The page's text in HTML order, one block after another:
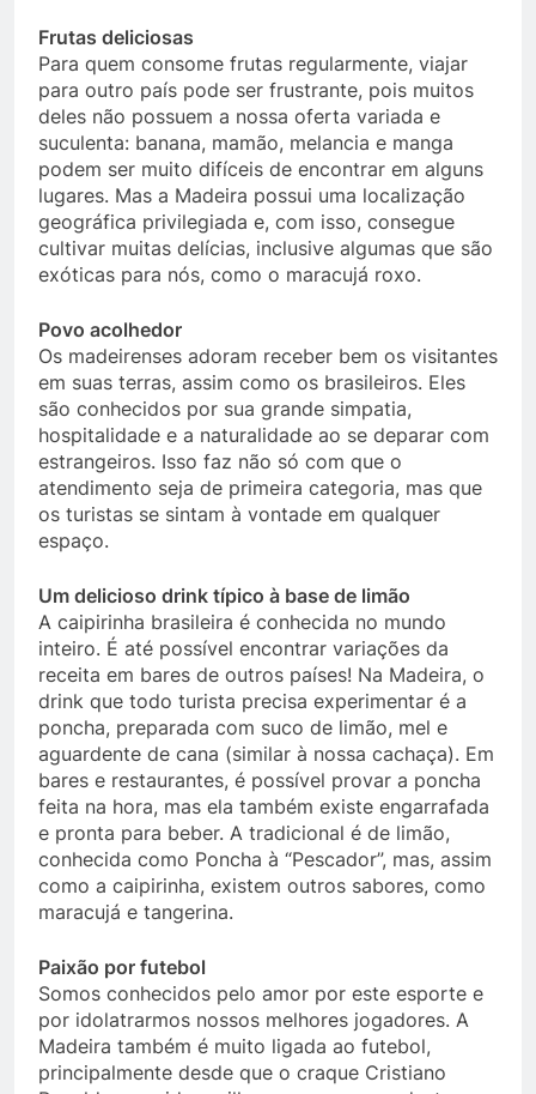
Frutas deliciosas
Para quem consome frutas regularmente, viajar
para outro país pode ser frustrante, pois muitos
deles não possuem a nossa oferta variada e
suculenta: banana, mamão, melancia e manga
podem ser muito difíceis de encontrar em alguns
lugares. Mas a Madeira possui uma localização
geográfica privilegiada e, com isso, consegue
cultivar muitas delícias, inclusive algumas que são
exóticas para nós, como o maracujá roxo.
Povo acolhedor
Os madeirenses adoram receber bem os visitantes
em suas terras, assim como os brasileiros. Eles
são conhecidos por sua grande simpatia,
hospitalidade e a naturalidade ao se deparar com
estrangeiros. Isso faz não só com que o
atendimento seja de primeira categoria, mas que
os turistas se sintam à vontade em qualquer
espaço.
Um delicioso drink típico à base de limão
A caipirinha brasileira é conhecida no mundo
inteiro. É até possível encontrar variações da
receita em bares de outros países! Na Madeira, o
drink que todo turista precisa experimentar é a
poncha, preparada com suco de limão, mel e
aguardente de cana (similar à nossa cachaça). Em
bares e restaurantes, é possível provar a poncha
feita na hora, mas ela também existe engarrafada
e pronta para beber. A tradicional é de limão,
conhecida como Poncha à “Pescador”, mas, assim
como a caipirinha, existem outros sabores, como
maracujá e tangerina.
Paixão por futebol
Somos conhecidos pelo amor por este esporte e
por idolatrarmos nossos melhores jogadores. A
Madeira também é muito ligada ao futebol,
principalmente desde que o craque Cristiano